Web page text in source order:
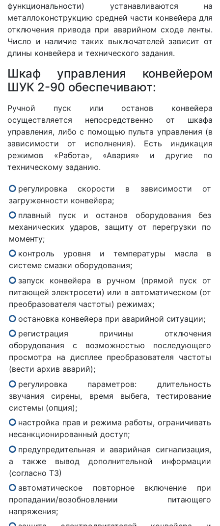
функциональности) устанавливаются на
металлоконструкцию средней части конвейера для
отключения привода при аварийном сходе ленты.
Число и наличие таких выключателей зависит от
длины конвейера и технического задания.
Шкаф управления конвейером
ШУК 2-90 обеспечивают:
Ручной пуск или останов конвейера
осуществляется непосредственно от шкафа
управления, либо с помощью пульта управления (в
зависимости от исполнения). Есть индикация
режимов «Работа», «Авария» и другие по
техническому заданию.
регулировка скорости в зависимости от
загруженности конвейера;
плавный пуск и останов оборудования без
механических ударов, защиту от перегрузки по
моменту;
контроль уровня и температуры масла в
системе смазки оборудования;
запуск конвейера в ручном (прямой пуск от
питающей электросети) или в автоматическом (от
преобразователя частоты) режимах;
остановка конвейера при аварийной ситуации;
регистрация причины отключения
оборудования с возможностью последующего
просмотра на дисплее преобразователя частоты
(вести архив аварий);
регулировка параметров: длительность
звучания сирены, время выбега, тестирование
системы (опция);
настройка прав и режима работы, ограничивать
несанкционированный доступ;
предупредительная и аварийная сигнализация,
а также вывод дополнительной информации
(согласно ТЗ)
автоматическое повторное включение при
пропадании/возобновлении питающего
напряжения;